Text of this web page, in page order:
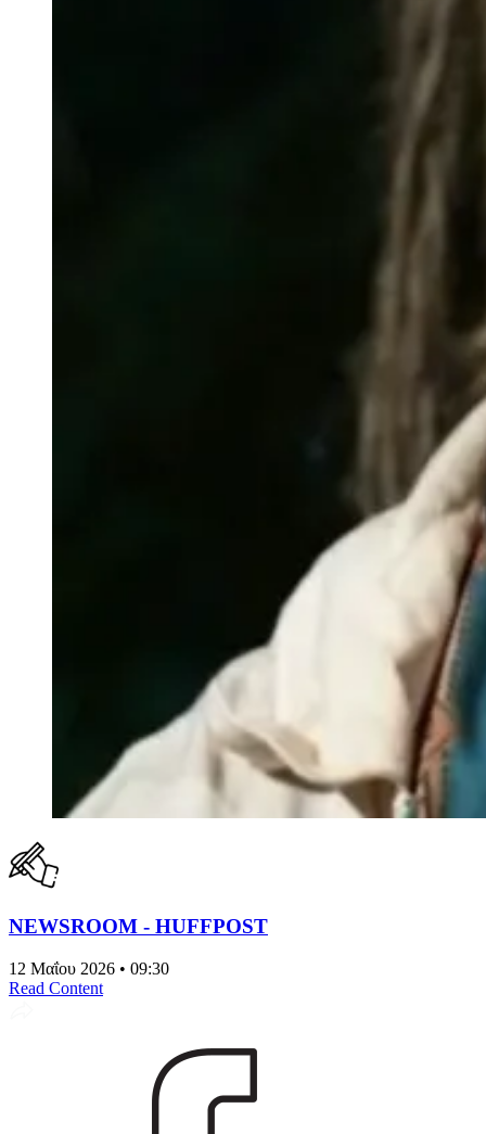
NEWSROOM - HUFFPOST
12 Μαΐου 2026 • 09:30
Read Content